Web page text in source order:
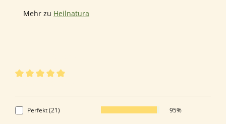
Mehr zu Heilnatura
Perfekt (21) 95%